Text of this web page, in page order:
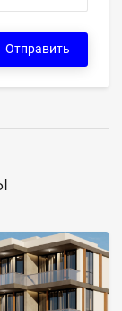
Отправить